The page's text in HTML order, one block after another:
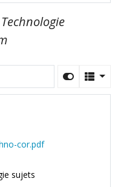
cor.pdf
sujets